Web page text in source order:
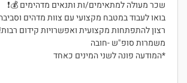
שכר מעולה למתאימים/ות ותנאים מדהימים 💰❗
בואו לעבוד במטבח מקצועי עם צוות מדהים
רצון להתפתחות מקצועית ואפשרויות קידום
משמרות סופ"ש -חובה
*המודעה פונה לשני המינים כאחד